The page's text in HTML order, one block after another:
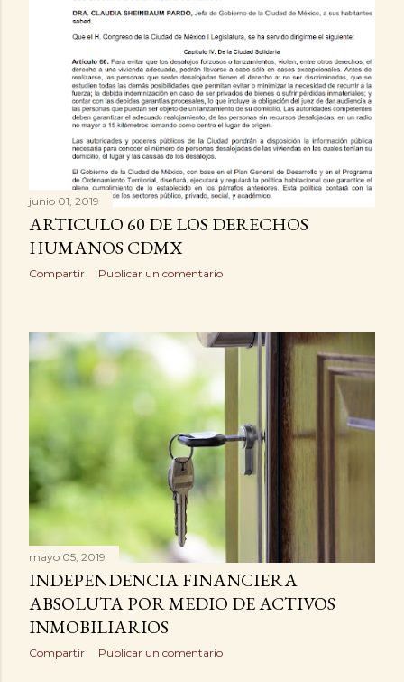
junio 01, 2019
ARTICULO 60 DE LOS DERECHOS
HUMANOS CDMX
Compartir Publicar un comentario
mayo 05, 2019
INDEPENDENCIA FINANCIERA
ABSOLUTA POR MEDIO DE ACTIVOS
INMOBILIARIOS
Compartir Publicar un comentario